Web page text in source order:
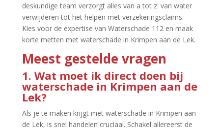
deskundige team verzorgt alles van a tot z: van water
verwijderen tot het helpen met verzekeringsclaims.​
Kies voor de expertise van Waterschade 112 en maak
korte metten met waterschade in Krimpen aan de Lek.​
Meest gestelde vragen
1.​ Wat moet ik direct doen bij
waterschade in Krimpen aan de
Lek?
Als je te maken krijgt met waterschade in Krimpen aan
de Lek, is snel handelen cruciaal.​ Schakel allereerst de